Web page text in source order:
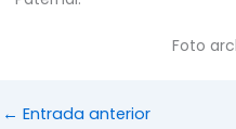
Foto
← Entrada anterior